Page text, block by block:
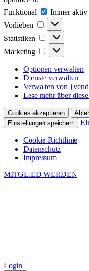
Funktional
Funktional
Immer aktiv
Vorlieben
Vorlieben
Statistiken Statistiken
Marketing Marketing
Optionen verwalten
Dienste verwalten
Verwalten von
Lese mehr über
Cookies akzeptieren
Einstellungen speichern
Cookie-Richtlinie
Datenschutz
Impressum
MITGLIED WERDEN
Login